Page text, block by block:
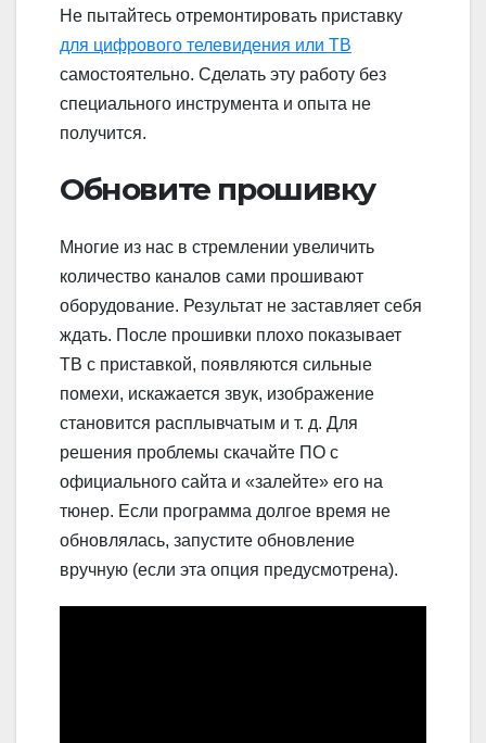
Не пытайтесь отремонтировать приставку
для цифрового телевидения или ТВ
самостоятельно. Сделать эту работу без
специального инструмента и опыта не
получится.
Обновите прошивку
Многие из нас в стремлении увеличить
количество каналов сами прошивают
оборудование. Результат не заставляет себя
ждать. После прошивки плохо показывает
ТВ с приставкой, появляются сильные
помехи, искажается звук, изображение
становится расплывчатым и т. д. Для
решения проблемы скачайте ПО с
официального сайта и «залейте» его на
тюнер. Если программа долгое время не
обновлялась, запустите обновление
вручную (если эта опция предусмотрена).